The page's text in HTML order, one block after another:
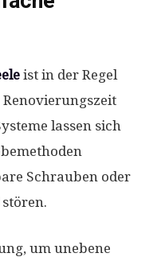
ist in der Regel
lassen sich
Schrauben oder
um unebene